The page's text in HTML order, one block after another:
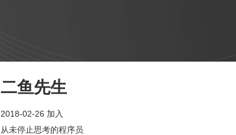
二鱼先生
2018-02-26 加入
从未停止思考的程序员